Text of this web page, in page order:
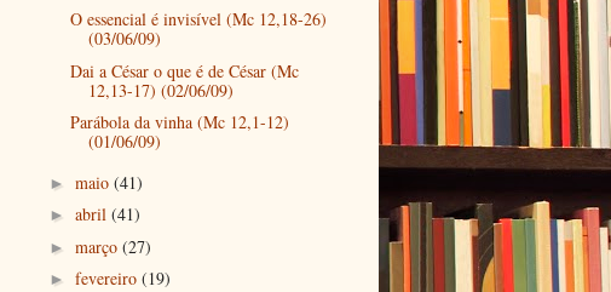
O essencial é invisível (Mc 12,18-26)
(03/06/09)
Dai a César o que é de César (Mc
12,13-17) (02/06/09)
Parábola da vinha (Mc 12,1-12)
(01/06/09)
► maio (41)
► abril (41)
► março (27)
► fevereiro (19)